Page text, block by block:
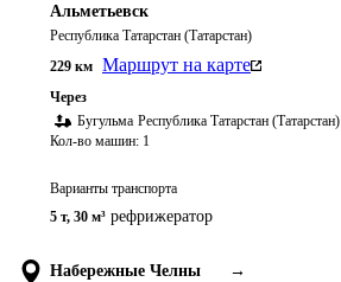
Альметьевск
Республика Татарстан (Татарстан)
229 км Маршрут на карте
Через
Бугульма Республика Татарстан (Татарстан)
Кол-во машин: 1
Варианты транспорта
5 т, 30 м³ рефрижератор
Набережные Челны →